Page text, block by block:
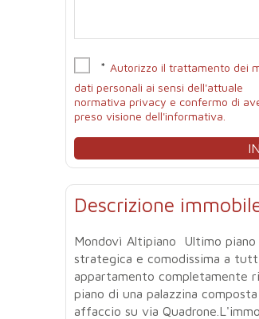
* Autorizzo il trattamento dei
dati personali ai sensi dell'attuale
normativa privacy e confermo di
preso visione dell'informativa.
Descrizione
Mondovì Altipiano  Ultimo
strategica e comodissima a
appartamento completamente
piano di una palazzina
affaccio su via